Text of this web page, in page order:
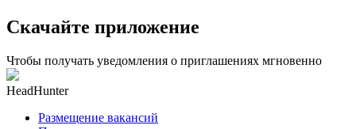
Скачайте приложение
Чтобы получать уведомления о приглашениях мгновенно
HeadHunter
Размещение вакансий